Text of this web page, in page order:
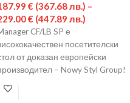
€ (367.68 лв.) –
€ (447.89 лв.)
CF/LB SP е
посетителски
от доказан европейски
– Nowy Styl Group!
Здрава метална основа,
прахово боядисана